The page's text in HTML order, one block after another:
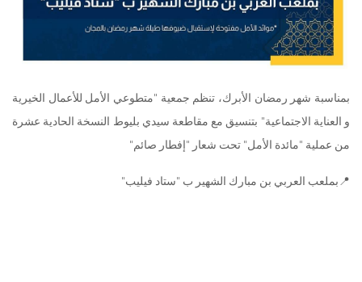
بمناسبة شهر رمضان الأبرك، تنظم جمعية "متطوعي الأمل للأعمال الخيرية
و العناية الاجتماعية" بتنسيق مع مقاطعة سيدي بليوط النسخة الحادية عشرة
من عملية "مائدة الأمل" تحت شعار "إفطار صائم"
📍بملعب العربي بن مبارك الشهير ب "ستاد فيليب"